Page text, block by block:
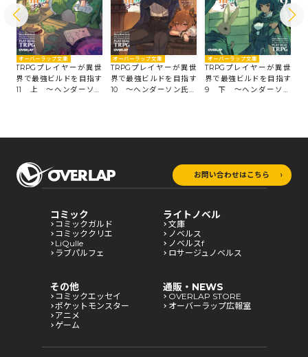
オーバーラップ文庫
TRPGプレイヤーが異世
界で最強ビルドを目指す
11 上 ～ヘンダーソン
オーバーラップ文庫
TRPGプレイヤーが異世
界で最強ビルドを目指す
10 ～ヘンダーソン氏の
オーバーラップ文庫
TRPGプレイヤーが異世
界で最強ビルドを目指す
9 下 ～ヘンダーソン
お問い合わせはこちら
コミック
コミックガルド
コミッククリエ
LiQulle
ラブパルフェ
ライトノベル
文庫
ノベルス
ノベルスf
ロサージュノベルス
その他
コミックエッセイ
ポケットモンスター
アニメ
ゲーム
通販・NEWS
OVERLAP STORE
オーバーラップ広報室